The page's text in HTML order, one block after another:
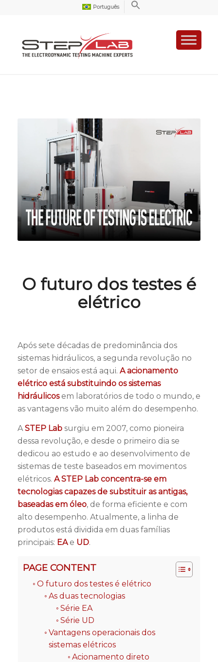
Português
O futuro dos testes é
elétrico
Após sete décadas de predominância dos
sistemas hidráulicos, a segunda revolução no
setor de ensaios está aqui. A acionamento
elétrico está substituindo os sistemas
hidráulicosem laboratórios de todo o mundo, e
as vantagens vão muito além do desempenho.
ASTEP Labsurgiu em 2007, como pioneira
dessa revolução, e desde o primeiro dia se
dedicou ao estudo e ao desenvolvimento de
sistemas de teste baseados em movimentos
elétricos. A STEP Lab concentra-se em
tecnologias capazes de substituir as antigas,
baseadas em óleo, de forma eficiente e com
alto desempenho. Atualmente, a linha de
produtos está dividida em duas famílias
principais: EA e UD.
PAGE CONTENT
O futuro dos testes é elétrico
As duas tecnologias
Série EA
Série UD
Vantagens operacionais dos
sistemas elétricos
Acionamento direto